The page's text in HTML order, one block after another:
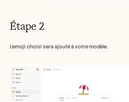
Étape 2
L'emoji choisi sera ajouté à votre modèle.